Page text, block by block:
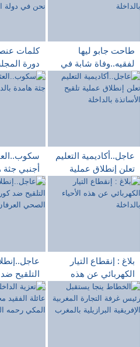
طاحت جابو ليها
لفقيه..وفاة شابة في
ظروف غامضة في
حي الوحدة بالداخلة
كلمات
دورة
تثير
العراك
عاجل..أكاديمية التعليم
تعلن إنطلاق عملية
تلقيح الأساتذة
بالداخلة
أجنبي جثة
بالداخلة
بلاغ : إنقطاع التيار
الكهربائي عن هذه
الأحياء بالداخلة
التلقيح
بالمركز
العرفان